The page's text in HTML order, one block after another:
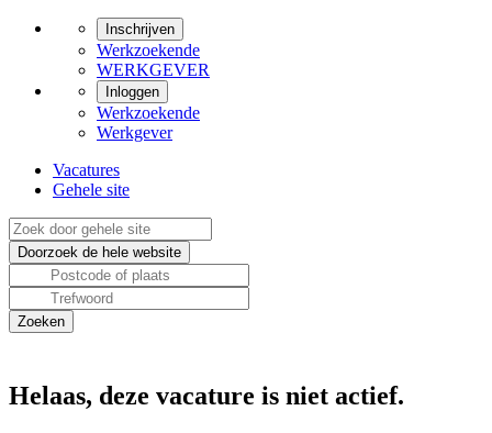
Inschrijven
Werkzoekende
WERKGEVER
Inloggen
Werkzoekende
Werkgever
Vacatures
Gehele site
Helaas, deze vacature is niet actief.